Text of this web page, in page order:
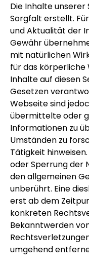
Die Inhalte
Sorgfalt erstellt.
und Aktualität der
Gewähr
mit natürlichen
für das körperliche
Inhalte auf diesen
Gesetzen
Webseite sind
übermittelte oder
Informationen zu
Umständen zu
Tätigkeit
oder Sperrung der
den allgemeinen
unberührt. Eine
erst ab dem
konkreten
Bekanntwerden
umgehend